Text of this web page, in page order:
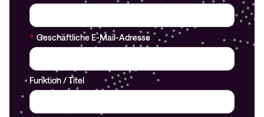
* Geschäftliche E-Mail-Adresse
Funktion / Titel